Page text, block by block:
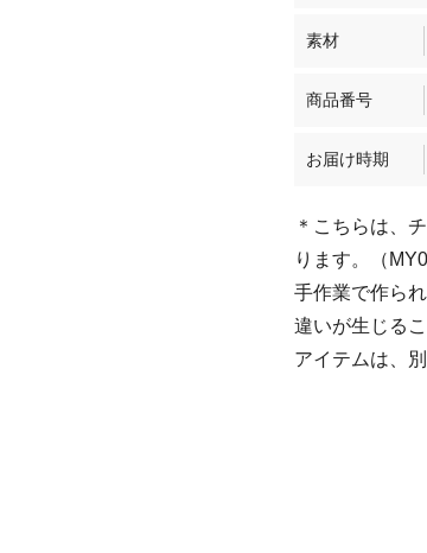
素材
商品番号
お届け時期
＊こちらは、
ります。（
手作業で作ら
違いが生じる
アイテムは、